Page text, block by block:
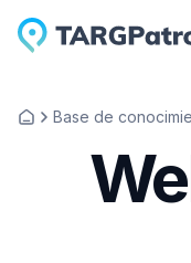
Base de